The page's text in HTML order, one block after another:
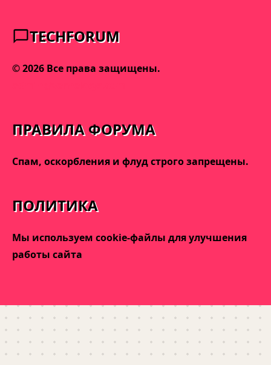
TECHFORUM
© 2026 Все права защищены.
ПРАВИЛА ФОРУМА
Спам, оскорбления и флуд строго запрещены.
ПОЛИТИКА
Мы используем cookie-файлы для улучшения
работы сайта